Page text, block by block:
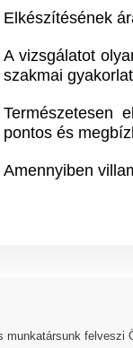
Elkészítésének
A vizsgálatot
szakmai
Természetesen
pontos és
Amennyiben
felveszi